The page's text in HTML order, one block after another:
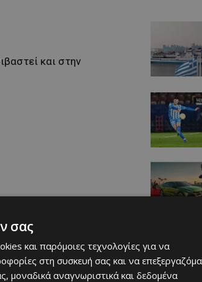
και στην
σας
και παρόμοιες τεχνολογίες για να
στη συσκευή σας και να
μοναδικά αναγνωριστικά και δεδομένα